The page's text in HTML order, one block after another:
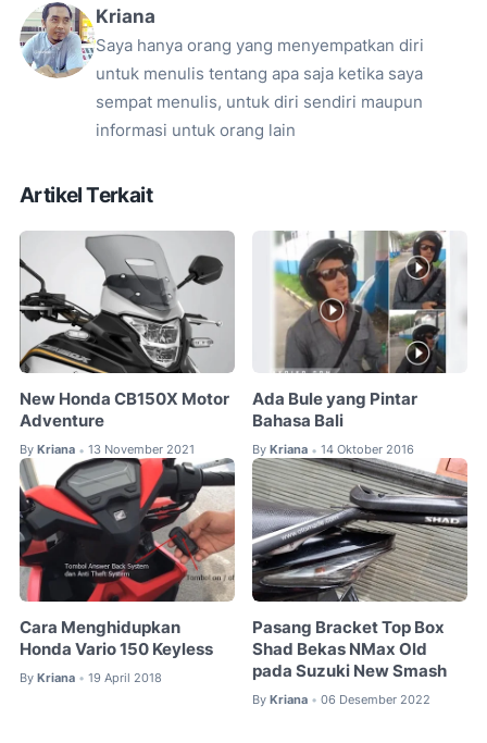
Kriana
Saya hanya orang yang menyempatkan diri
untuk menulis tentang apa saja ketika saya
sempat menulis, untuk diri sendiri maupun
informasi untuk orang lain
Artikel Terkait
New Honda CB150X Motor
Adventure
By Kriana • 13 November 2021
Ada Bule yang Pintar
Bahasa Bali
By Kriana • 14 Oktober 2016
Cara Menghidupkan
Honda Vario 150 Keyless
By Kriana • 19 April 2018
Pasang Bracket Top Box
Shad Bekas NMax Old
pada Suzuki New Smash
By Kriana • 06 Desember 2022